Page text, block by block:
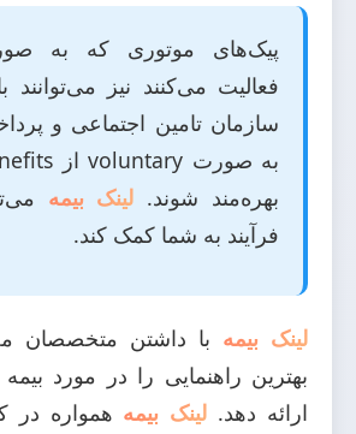
پیک‌های موتوری که به
فعالیت می‌کنند نیز می‌توانند
سازمان تامین اجتماعی و
بهره‌مند شوند. لینک بیمه
فرآیند به شما کمک کند.
لینک بیمه با داشتن متخصصان
بهترین راهنمایی را در مورد
ارائه دهد. لینک بیمه همواره در